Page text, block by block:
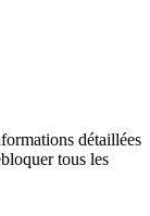
détaillées
tous les